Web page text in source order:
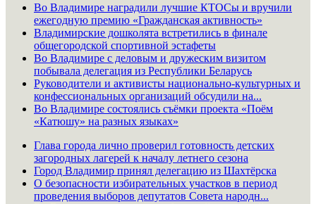
Во Владимире наградили лучшие КТОСы и вручили
ежегодную премию «Гражданская активность»
Владимирские дошколята встретились в финале
общегородской спортивной эстафеты
Во Владимире с деловым и дружеским визитом
побывала делегация из Республики Беларусь
Руководители и активисты национально-культурных и
конфессиональных организаций обсудили на...
Во Владимире состоялись съёмки проекта «Поём
«Катюшу» на разных языках»
Глава города лично проверил готовность детских
загородных лагерей к началу летнего сезона
Город Владимир принял делегацию из Шахтёрска
О безопасности избирательных участков в период
проведения выборов депутатов Совета народн...